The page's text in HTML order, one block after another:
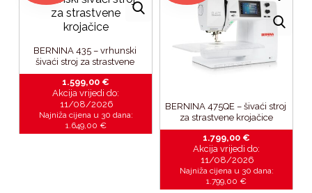
BERNINA 435 – vrhunski
šivaći stroj za strastvene
krojačice
1.599,00 €
Akcija vrijedi do:
11/08/2026
Najniža cijena u 30 dana:
1.649,00 €
BERNINA 475QE – šivaći stroj
za strastvene krojačice
1.799,00 €
Akcija vrijedi do:
11/08/2026
Najniža cijena u 30 dana:
1.799,00 €